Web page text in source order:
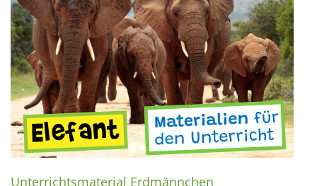
Unterrichtsmaterial Erdmännchen